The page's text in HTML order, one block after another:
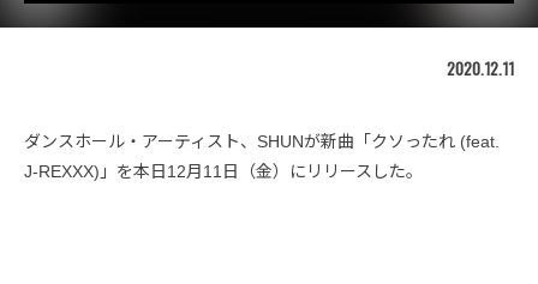
2020.12.11
ダンスホール・アーティスト、SHUNが新曲「クソったれ (feat.
J-REXXX)」を本日12月11日（金）にリリースした。